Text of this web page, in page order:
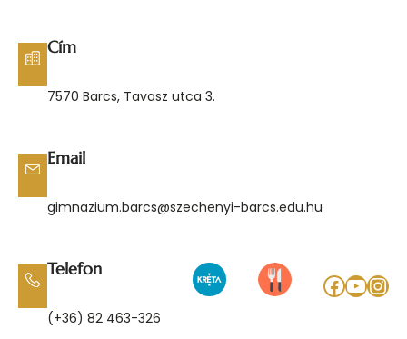
tartalomhoz
Cím
7570 Barcs, Tavasz utca 3.
Email
gimnazium.barcs@szechenyi-barcs.edu.hu
Telefon
(+36) 82 463-326